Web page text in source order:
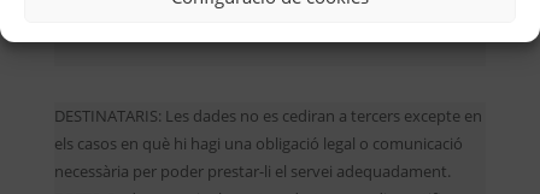
Segueix-nos en LinkedIn
DESTINATARIS: Les dades no es cediran a tercers excepte en
els casos en què hi hagi una obligació legal o comunicació
necessària per poder prestar-li el servei adequadament.